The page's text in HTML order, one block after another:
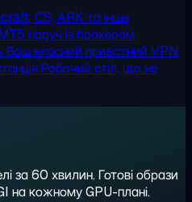
CS, ARK та інше
поруч із брокером
Ваш власний приватний VPN
Робочий стіл, що не
за 60 хвилин. Готові образи
на кожному GPU-плані.